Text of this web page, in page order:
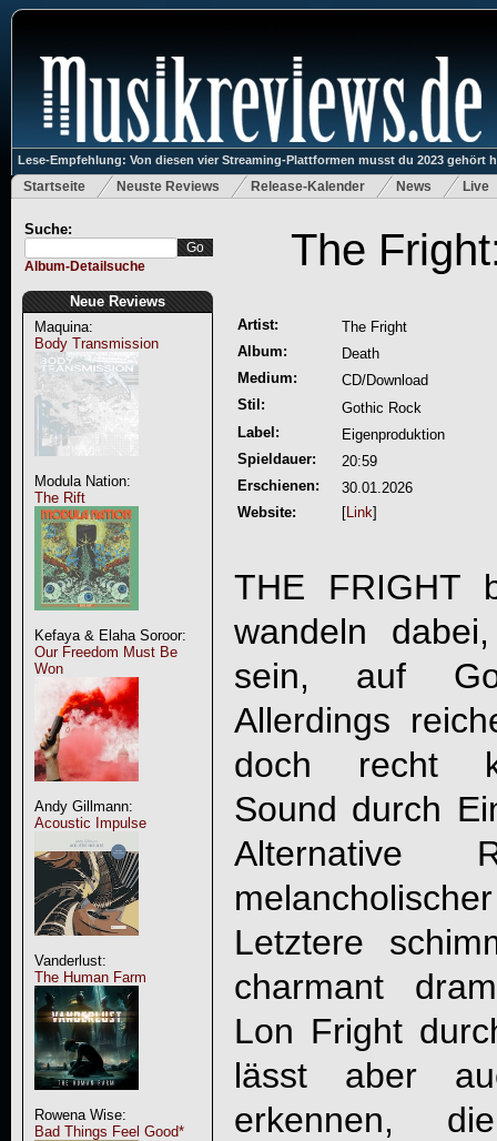
Lese-Empfehlung: Von diesen vier Streaming-Plattformen musst du 2023 gehört
Startseite Neuste Reviews Release-Kalender News Live
Suche:
Album-Detailsuche
Neue Reviews
Maquina:
Body Transmission
Modula Nation:
The Rift
Kefaya & Elaha Soroor:
Our Freedom Must Be
Won
Andy Gillmann:
Acoustic Impulse
Vanderlust:
The Human Farm
Rowena Wise:
Bad Things Feel Good*
The
Artist:
The Fright
Album:
Death
Medium:
CD/Download
Stil:
Gothic Rock
Label:
Eigenproduktion
Spieldauer:
20:59
Erschienen:
30.01.2026
Website:
[Link]
THE FRIGHT
wandeln
sein, auf
Allerdings
doch recht
Sound durch
Alternative
Letztere
charmant
Lon Fright
lässt aber
erkennen,